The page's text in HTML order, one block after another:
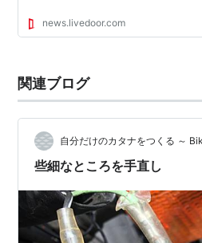
news.livedoor.com
関連ブログ
自分だけのカタナをつくる ～
些細なところを手直し